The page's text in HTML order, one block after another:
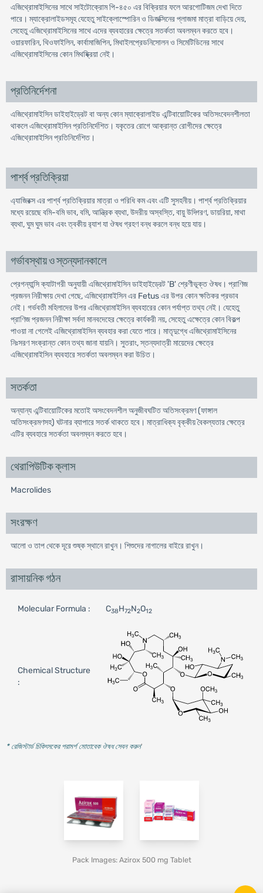
এজিথ্রোমাইসিনের সাথে সাইটোক্রোম পি-৪৫০ এর বিক্রিয়ার ফলে আরগোটিজম দেখা দিতে
পারে। ম্যাক্রোলাইডসমূহ যেহেতু সাইক্লোস্পোরিন ও ডিজক্সিনের প্লাজমা মাত্রা বাড়িয়ে দেয়,
সেহেতু এজিথ্রোমাইসিনের সাথে এদের ব্যবহারের ক্ষেত্রে সতর্কতা অবলম্বন করতে হবে।
ওয়ারফারিন, থিওফাইলিন, কার্বামাজিপিন, মিথাইলপ্রেডনিসোলন ও সিমেটিডিনের সাথে
এজিথ্রোমাইসিনের কোন মিথষ্ক্রিয়া নেই।
প্রতিনির্দেশনা
এজিথ্রোমাইসিন ডাইহাইড্রেট বা অন্য কোন ম্যাক্রোলাইড এন্টিবায়োটিকের অতিসংবেদনশীলতা
থাকলে এজিথ্রোমাইসিন প্রতিনির্দেশিত। যকৃতের রোগে আক্রান্ত রোগীদের ক্ষেত্রে
এজিথ্রোমাইসিন প্রতিনির্দেশিত।
পার্শ্ব প্রতিক্রিয়া
এ্যাজিরক্স এর পার্শ্ব প্রতিক্রিয়ার মাত্রা ও পরিধি কম এবং এটি সুসহনীয়। পার্শ্ব প্রতিক্রিয়ার
মধ্যে রয়েছে বমি-বমি ভাব, বমি, আন্ত্রিক ব্যথা, উদরীয় অস্বস্তি, বায়ু উদ্গিরণ, ডায়রিয়া, মাথা
ব্যথা, ঘুম ঘুম ভাব এবং ত্বকীয় র‌্যাশ যা ঔষধ গ্রহণ বন্ধ করলে বন্ধ হয়ে যায়।
গর্ভাবস্থায় ও স্তন্যদানকালে
প্রেগন্যান্সি ক্যাটাগরী অনুযায়ী এজিথ্রোমাইসিন ডাইহাইড্রেট 'B' শ্রেণীভূক্ত ঔষধ। প্রাণিজ
প্রজনন নিরীক্ষায় দেখা গেছে, এজিথ্রোমাইসিন এর Fetus এর উপর কোন ক্ষতিকর প্রভাব
নেই। গর্ভবতী মহিলাদের উপর এজিথ্রোমাইসিন ব্যবহারের কোন পর্যাপ্ত তথ্য নেই। যেহেতু
প্রাণিজ প্রজনন নিরীক্ষা সর্বদা মানবদেহের ক্ষেত্রে কার্যকরী নয়, সেহেতু এক্ষেত্রে কোন বিকল্প
পাওয়া না গেলেই এজিথ্রোমাইসিন ব্যবহার করা যেতে পারে। মাতৃদুগ্ধে এজিথ্রোমাইসিনের
নিঃসরণ সংক্রান্ত কোন তথ্য জানা যায়নি। সুতরাং, স্তন্যদাত্রী মায়েদের ক্ষেত্রে
এজিথ্রোমাইসিন ব্যবহারে সতর্কতা অবলম্বন করা উচিত।
সতর্কতা
অন্যান্য এন্টিবায়োটিকের মতোই অসংবেদনশীল অনুজীবঘটিত অতিসংক্রমণ (ফাঙ্গাল
অতিসংক্রমণসহ) ঘটনার ব্যাপারে সতর্ক থাকতে হবে। মাত্রাধিক্য বৃক্কীয় বৈকল্যতার ক্ষেত্রে
এটির ব্যবহারে সতর্কতা অবলম্বন করতে হবে।
থেরাপিউটিক ক্লাস
Macrolides
সংরক্ষণ
আলো ও তাপ থেকে দূরে শুষ্ক স্থানে রাখুন। শিশুদের নাগালের বাইরে রাখুন।
রাসায়নিক গঠন
Molecular Formula : C38H72N2O12
Chemical Structure
:
* রেজিস্টার্ড চিকিৎসকের পরামর্শ মোতাবেক ঔষধ সেবন করুন'
Pack Images: Azirox 500 mg Tablet